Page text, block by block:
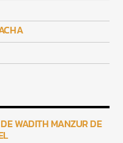
WADITH MANZUR DE